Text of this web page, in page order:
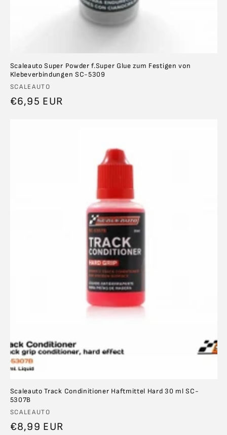
Scaleauto Super Powder f.Super Glue zum Festigen von
Klebeverbindungen SC-5309
Anbieter:
SCALEAUTO
Normaler
€6,95 EUR
Scaleauto Track Condinitioner Haftmittel Hard 30 ml SC-
5307B
Anbieter:
SCALEAUTO
Normaler
€8,99 EUR